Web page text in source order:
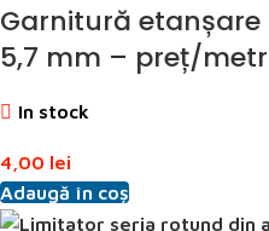
Garnitură etanșare
5,7 mm – preț/
In stock
4,00 lei
Adaugă în coș